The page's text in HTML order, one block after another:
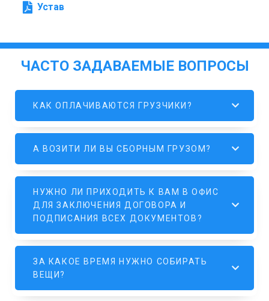
Устав
ЧАСТО ЗАДАВАЕМЫЕ ВОПРОСЫ
КАК ОПЛАЧИВАЮТСЯ ГРУЗЧИКИ?
А ВОЗИТИ ЛИ ВЫ СБОРНЫМ ГРУЗОМ?
НУЖНО ЛИ ПРИХОДИТЬ К ВАМ В ОФИС
ДЛЯ ЗАКЛЮЧЕНИЯ ДОГОВОРА И
ПОДПИСАНИЯ ВСЕХ ДОКУМЕНТОВ?
ЗА КАКОЕ ВРЕМЯ НУЖНО СОБИРАТЬ
ВЕЩИ?